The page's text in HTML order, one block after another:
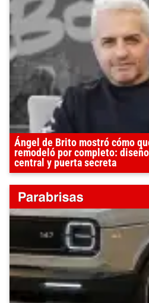
Ángel de Brito mostró cómo
remodeló por completo:
central y puerta secreta